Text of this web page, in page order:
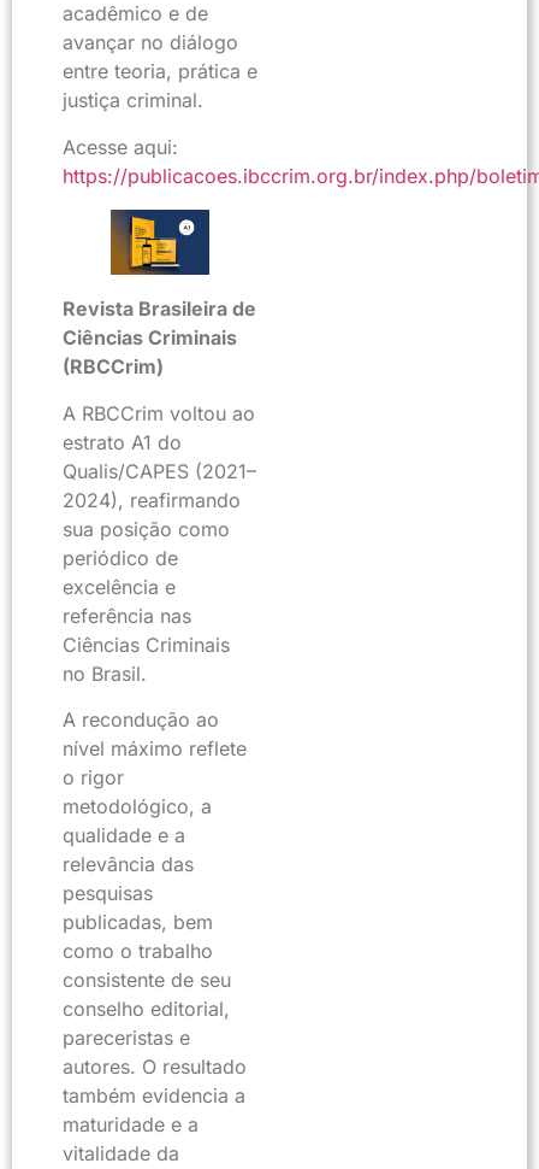
acadêmico e de
avançar no diálogo
entre teoria, prática e
justiça criminal.
Acesse aqui:
https://publicacoes.ibccrim.org.br/index.php/
Revista Brasileira de
Ciências Criminais
(RBCCrim)
A RBCCrim voltou ao
estrato A1 do
Qualis/CAPES (2021–
2024), reafirmando
sua posição como
periódico de
excelência e
referência nas
Ciências Criminais
no Brasil.
A recondução ao
nível máximo reflete
o rigor
metodológico, a
qualidade e a
relevância das
pesquisas
publicadas, bem
como o trabalho
consistente de seu
conselho editorial,
pareceristas e
autores. O resultado
também evidencia a
maturidade e a
vitalidade da